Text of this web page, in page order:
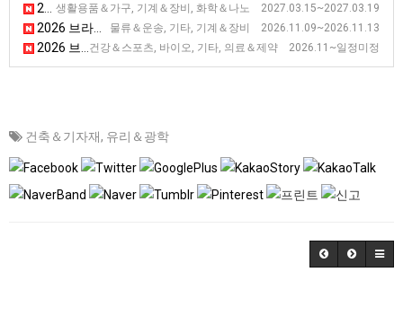
생활용품＆가구, 기계＆장비, 화학＆나노 2027.03.15~2027.03.19
2027 브라질 상파울루 플라스틱 전시회 [FEIPLASTIC]
물류＆운송, 기타, 기계＆장비 2026.11.09~2026.11.13
2026 브라질 상파울루 국제 물류 산업 전시회 [Movimat]
건강＆스포츠, 바이오, 기타, 의료＆제약 2026.11~일정미정
2026 브라질 상파울루 카나비스 산업 전시회 [EXPOCANNABIS BRASIL]
건축＆기자재, 유리＆광학